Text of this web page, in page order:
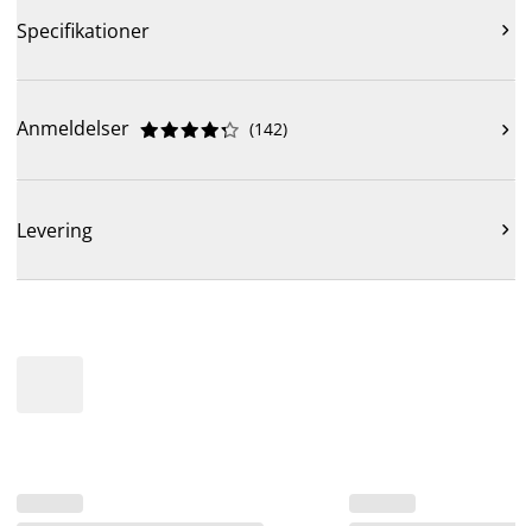
Specifikationer 
Anmeldelser 




 (142) 
Levering 